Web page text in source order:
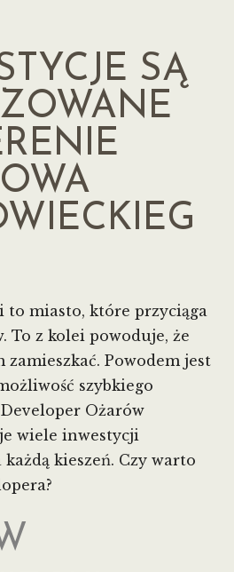
SĄ
to miasto, które przyciąga
To z kolei powoduje, że
zamieszkać. Powodem jest
szybkiego
Ożarów
wiele inwestycji
kieszeń. Czy warto